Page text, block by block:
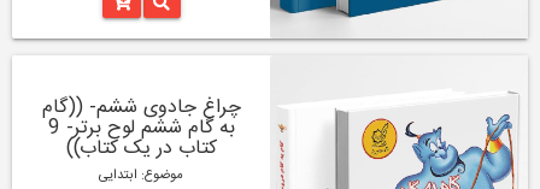
چراغ جادوی ششم- ((گام
به گام ششم لوح برتر- 9
کتاب در یک کتاب))
موضوع: ابتدایی